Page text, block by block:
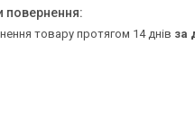
товару протягом 14 днів за